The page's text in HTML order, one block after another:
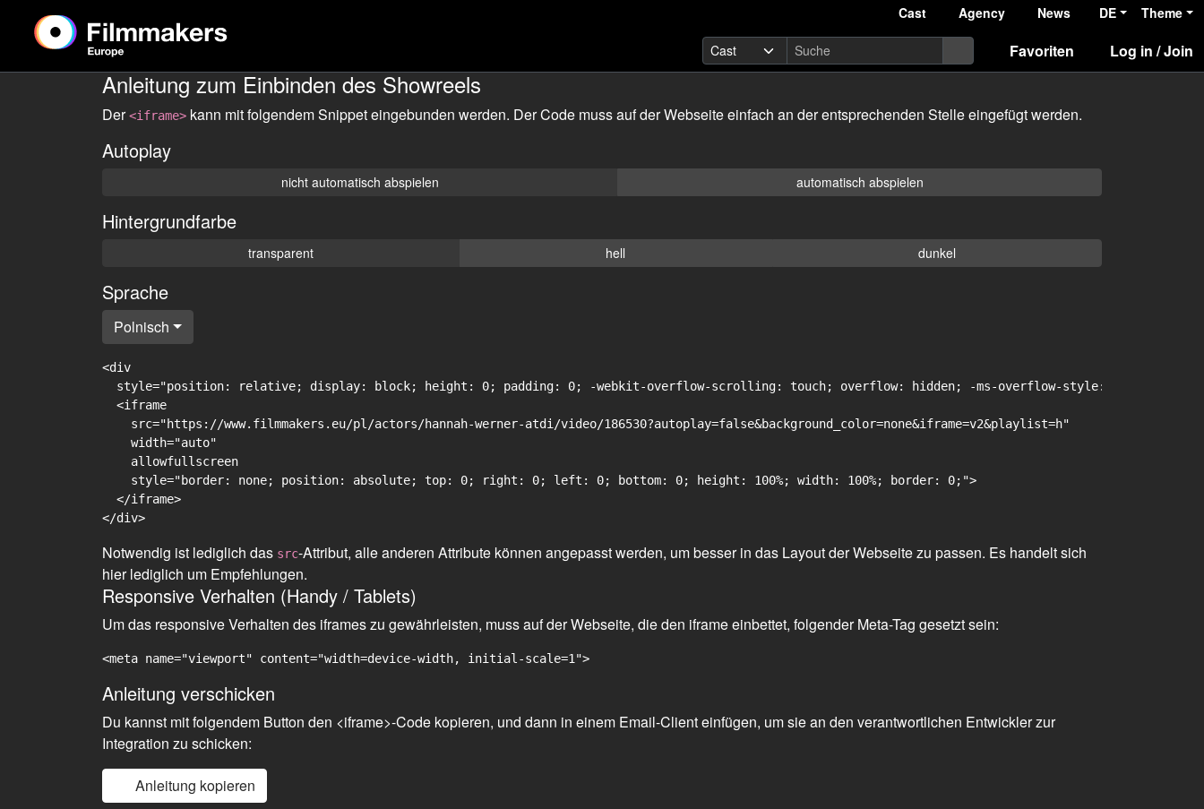
Cast Agency News DE Theme
Favoriten Log in / Join
Anleitung zum Einbinden des Showreels
Der<iframe> kann mit folgendem Snippet eingebunden werden. Der Code muss auf der Webseite einfach an der entsprechenden Stelle eingefügt werden.
Autoplay
nicht automatisch abspielen automatisch abspielen
Hintergrundfarbe
transparent hell dunkel
Sprache
Polnisch
<div
style="position: relative; display: block; height: 0; padding: 0; -webkit-overflow-scrolling: touch; overflow: hidden; -ms-overflow-style: -ms-
  <iframe
    src="https://www.filmmakers.eu/pl/actors/hannah-werner-atdi/video/186530?autoplay=false&background_color=none&iframe=v2&playlist=h"
    width="auto"
    allowfullscreen
    style="border: none; position: absolute; top: 0; right: 0; left: 0; bottom: 0; height: 100%; width: 100%; border: 0;">
  </iframe>
Notwendig ist lediglich das src-Attribut, alle anderen Attribute können angepasst werden, um besser in das Layout der Webseite zu passen. Es handelt sich
hier lediglich um Empfehlungen.
Responsive Verhalten (Handy / Tablets)
Um das responsive Verhalten des iframes zu gewährleisten, muss auf der Webseite, die den iframe einbettet, folgender Meta-Tag gesetzt sein:
<meta name="viewport" content="width=device-width, initial-scale=1">
Anleitung verschicken
Du kannst mit folgendem Button den <iframe>-Code kopieren, und dann in einem Email-Client einfügen, um sie an den verantwortlichen Entwickler zur
Integration zu schicken:
Anleitung kopieren